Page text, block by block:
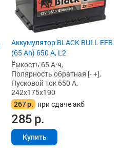
Аккумулятор BLACK BULL EFB
(65 Ah) 650 А, L2
Ёмкость 65 А·ч,
Полярность обратная [- +],
Пусковой ток 650 А,
242x175x190
267р. при сдаче акб
285р.
Купить